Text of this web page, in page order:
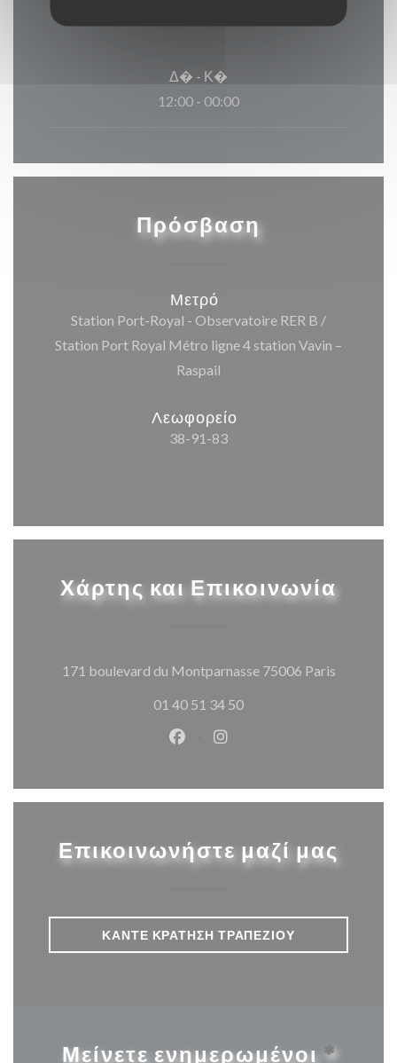
Δ� - Κ�
12:00 - 00:00
Πρόσβαση
Μετρό
Station Port-Royal - Observatoire RER B /
Station Port Royal Métro ligne 4 station Vavin –
Raspail
Λεωφορείο
38-91-83
Χάρτης και Επικοινωνία
171 boulevard du Montparnasse 75006 Paris
01 40 51 34 50
Facebook ((ανοίγει σε νέο
Instagram ((ανοίγει σε
Επικοινωνήστε μαζί μας
ΚΆΝΤΕ ΚΡΆΤΗΣΗ ΤΡΑΠΕΖΙΟΎ
Μείνετε ενημερωμένοι *